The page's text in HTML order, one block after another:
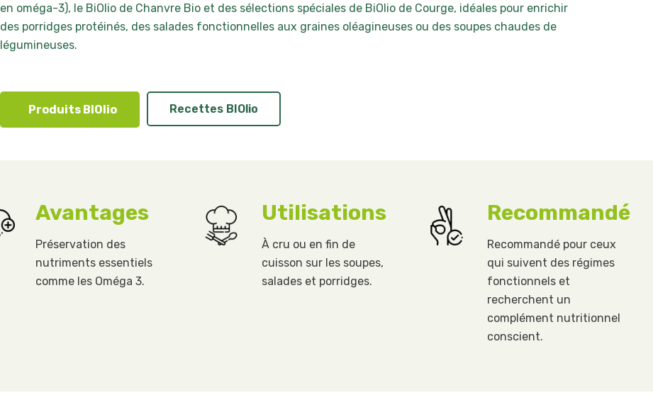
en oméga-3), le BiOlio de Chanvre Bio et des sélections spéciales de BiOlio de Courge, idéales pour enrichir
des porridges protéinés, des salades fonctionnelles aux graines oléagineuses ou des soupes chaudes de
légumineuses.
Produits BIOlio Recettes BIOlio
Avantages
Préservation des
nutriments essentiels
comme les Oméga 3.
Utilisations
À cru ou en fin de
cuisson sur les soupes,
salades et porridges.
Recommandé
Recommandé pour ceux
qui suivent des régimes
fonctionnels et
recherchent un
complément nutritionnel
conscient.